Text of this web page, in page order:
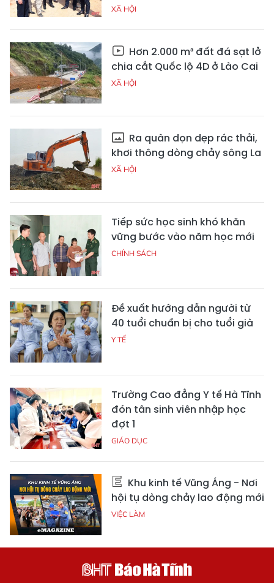
XÃ HỘI
Hơn 2.000 m³ đất đá sạt lở
chia cắt Quốc lộ 4D ở Lào Cai
XÃ HỘI
Ra quân dọn dẹp rác thải,
khơi thông dòng chảy sông La
XÃ HỘI
Tiếp sức học sinh khó khăn
vững bước vào năm học mới
CHÍNH SÁCH
Đề xuất hướng dẫn người từ
40 tuổi chuẩn bị cho tuổi già
Y TẾ
Trường Cao đẳng Y tế Hà Tĩnh
đón tân sinh viên nhập học
đợt 1
GIÁO DỤC
Khu kinh tế Vũng Áng - Nơi
hội tụ dòng chảy lao động mới
VIỆC LÀM